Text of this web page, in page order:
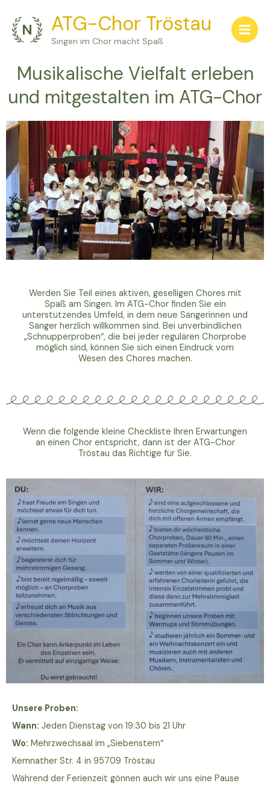
Inhalt
springen
ATG-Chor Tröstau
Singen im Chor macht Spaß
Musikalische Vielfalt erleben
und mitgestalten im ATG-Chor
Werden Sie Teil eines aktiven, geselligen Chores mit
Spaß am Singen. Im ATG-Chor finden Sie ein
unterstützendes Umfeld, in dem neue Sängerinnen und
Sänger herzlich willkommen sind. Bei unverbindlichen
„Schnupperproben“, die bei jeder regulären Chorprobe
möglich sind, können Sie sich einen Eindruck vom
Wesen des Chores machen.
Wenn die folgende kleine Checkliste Ihren Erwartungen
an einen Chor entspricht, dann ist der ATG-Chor
Tröstau das Richtige für Sie.
Unsere Proben:
Wann: Jeden Dienstag von 19:30 bis 21 Uhr
Wo: Mehrzwechsaal im „Siebenstern“
Kemnather Str. 4 in 95709 Tröstau
Während der Ferienzeit gönnen auch wir uns eine Pause